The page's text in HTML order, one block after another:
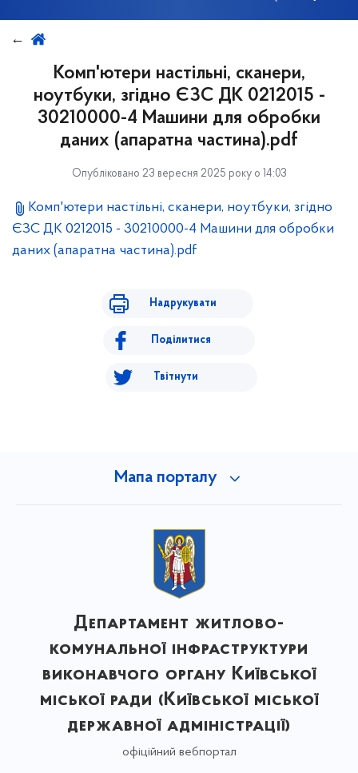
Комп'ютери настільні, сканери,
ноутбуки, згідно ЄЗС ДК 0212015 -
30210000-4 Машини для обробки
даних (апаратна частина).pdf
Опубліковано 23 вересня 2025 року о 14:03
Комп'ютери настільні, сканери, ноутбуки, згідно
ЄЗС ДК 0212015 - 30210000-4 Машини для обробки
даних (апаратна частина).pdf
Надрукувати
Поділитися
Твітнути
Мапа порталу
Департамент житлово-
комунальної інфраструктури
виконавчого органу Київської
міської ради (Київської міської
державної адміністрації)
офіційний вебпортал